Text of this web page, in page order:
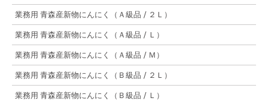
業務用 青森産新物にんにく（Ａ級品 / ２Ｌ）
業務用 青森産新物にんにく（Ａ級品 / Ｌ）
業務用 青森産新物にんにく（Ａ級品 / Ｍ）
業務用 青森産新物にんにく（Ｂ級品 / ２Ｌ）
業務用 青森産新物にんにく（Ｂ級品 / Ｌ）